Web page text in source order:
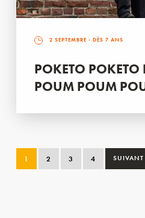
2 SEPTEMBRE - DÈS 7 ANS
POKETO POKETO
POUM POUM
1 2 3 4 SUIVANT